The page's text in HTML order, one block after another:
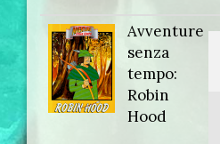
Avventure
senza
tempo:
Robin
Hood